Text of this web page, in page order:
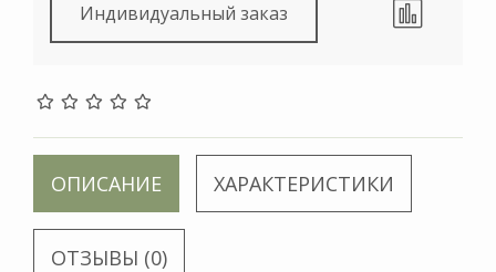
Индивидуальный заказ
ОПИСАНИЕ ХАРАКТЕРИСТИКИ
ОТЗЫВЫ (0)